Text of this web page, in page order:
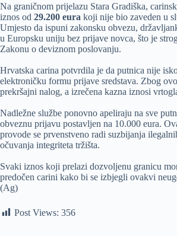
Na graničnom prijelazu Stara Gradiška,
iznos od 29.200 eura koji nije bio zaveden u
Umjesto da ispuni zakonsku obvezu,
u Europsku uniju bez prijave novca, što je
Zakonu o deviznom poslovanju.
Hrvatska carina potvrdila je da putnica nije
elektroničku formu prijave sredstava. Zbog
prekršajni nalog, a izrečena kazna iznosi
Nadležne službe ponovno apeliraju na sve
obveznu prijavu postavljen na 10.000 eura.
provode se prvenstveno radi suzbijanja
očuvanja integriteta tržišta.
Svaki iznos koji prelazi dozvoljenu granicu
predočen carini kako bi se izbjegli ovakvi
(Ag)
Post Views: 356